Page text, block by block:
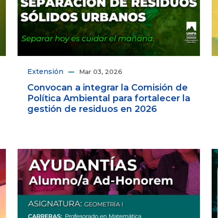
Extensión Mar 03, 2026
Convocan a integrar la Comisión de
Política Ambiental para fortalecer la
gestión de residuos en 2026